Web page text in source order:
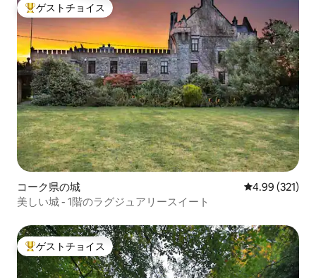
大好評のゲストチョイスです。
ゲストチョイス
コーク県の城 レビュー321
4.99 (321)
美しい城 - 1階のラグジュアリースイート
大好評のゲストチョイスです。
ゲストチョイス